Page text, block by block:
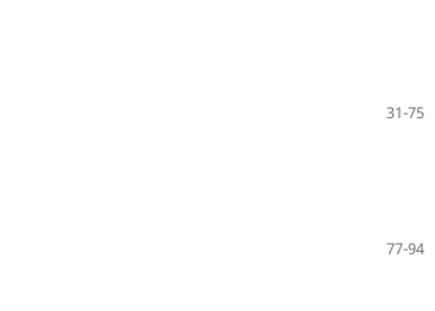
31-75
77-94